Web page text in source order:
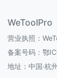
WeToolPro
营业执照：
备案号码： 鄂
地址：中国·杭州